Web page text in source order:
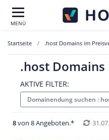
MENÜ
Startseite .host Domains im
.host
AKTIVE FILTER:
Domainendung suchen :
8von 8 Angeboten.*